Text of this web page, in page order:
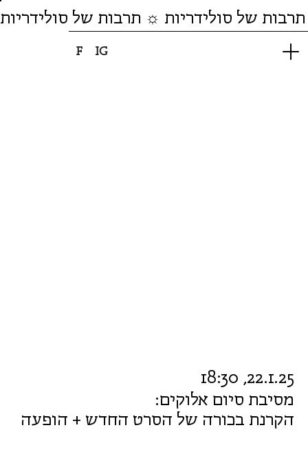
F IG
של סולידריות ☼ תרבות של סולידריות
מסיבת סיום אלוקים:
הקרנת בכורה של הסרט החדש + הופעה
22.1.25, 18:30